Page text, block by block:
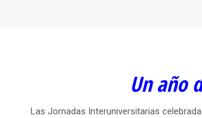
Un año
Las Jornadas Interuniversitarias